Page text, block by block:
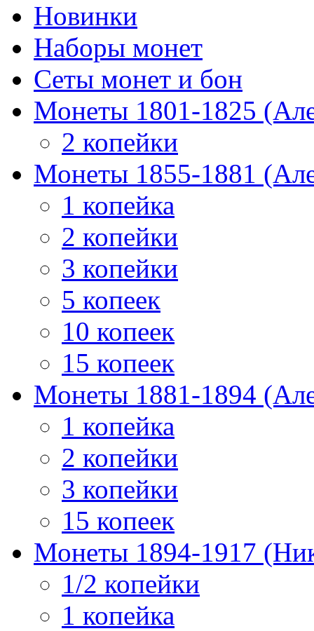
Новинки
Наборы монет
Сеты монет и бон
Монеты 1801-1825
2 копейки
Монеты 1855-1881
1 копейка
2 копейки
3 копейки
5 копеек
10 копеек
15 копеек
Монеты 1881-1894
1 копейка
2 копейки
3 копейки
15 копеек
Монеты 1894-1917
1/2 копейки
1 копейка